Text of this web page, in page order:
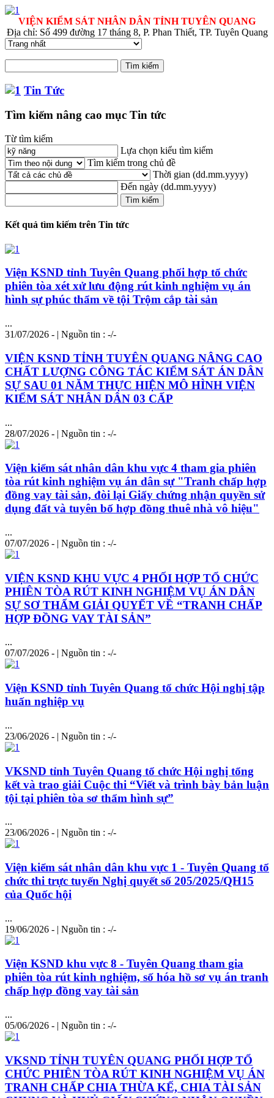
VIỆN KIỂM SÁT NHÂN DÂN TỈNH TUYÊN QUANG
Địa chỉ: Số 499 đường 17 tháng 8, P. Phan Thiết, TP. Tuyên Quang
Tin Tức
Tìm kiếm nâng cao mục Tin tức
Từ tìm kiếm
Lựa chọn kiểu tìm kiếm
Tìm kiếm trong chủ đề
Thời gian (dd.mm.yyyy)
Đến ngày (dd.mm.yyyy)
Kết quả tìm kiếm trên Tin tức
Viện KSND tỉnh Tuyên Quang phối hợp tổ chức
phiên tòa xét xử lưu động rút kinh nghiệm vụ án
hình sự phúc thẩm về tội Trộm cắp tài sản
...
31/07/2026 - | Nguồn tin : -/-
VIỆN KSND TỈNH TUYÊN QUANG NÂNG CAO
CHẤT LƯỢNG CÔNG TÁC KIỂM SÁT ÁN DÂN
SỰ SAU 01 NĂM THỰC HIỆN MÔ HÌNH VIỆN
KIỂM SÁT NHÂN DÂN 03 CẤP
...
28/07/2026 - | Nguồn tin : -/-
Viện kiểm sát nhân dân khu vực 4 tham gia phiên
tòa rút kinh nghiệm vụ án dân sự "Tranh chấp hợp
đồng vay tài sản, đòi lại Giấy chứng nhận quyền sử
dụng đất và tuyên bố hợp đồng thuê nhà vô hiệu"
...
07/07/2026 - | Nguồn tin : -/-
VIỆN KSND KHU VỰC 4 PHỐI HỢP TỔ CHỨC
PHIÊN TÒA RÚT KINH NGHIỆM VỤ ÁN DÂN
SỰ SƠ THẨM GIẢI QUYẾT VỀ “TRANH CHẤP
HỢP ĐỒNG VAY TÀI SẢN”
...
07/07/2026 - | Nguồn tin : -/-
Viện KSND tỉnh Tuyên Quang tổ chức Hội nghị tập
huấn nghiệp vụ
...
23/06/2026 - | Nguồn tin : -/-
VKSND tỉnh Tuyên Quang tổ chức Hội nghị tổng
kết và trao giải Cuộc thi “Viết và trình bày bản luận
tội tại phiên tòa sơ thẩm hình sự”
...
23/06/2026 - | Nguồn tin : -/-
Viện kiểm sát nhân dân khu vực 1 - Tuyên Quang tổ
chức thi trực tuyến Nghị quyết số 205/2025/QH15
của Quốc hội
...
19/06/2026 - | Nguồn tin : -/-
Viện KSND khu vực 8 - Tuyên Quang tham gia
phiên tòa rút kinh nghiệm, số hóa hồ sơ vụ án tranh
chấp hợp đồng vay tài sản
...
05/06/2026 - | Nguồn tin : -/-
VKSND TỈNH TUYÊN QUANG PHỐI HỢP TỔ
CHỨC PHIÊN TÒA RÚT KINH NGHIỆM VỤ ÁN
TRANH CHẤP CHIA THỪA KẾ, CHIA TÀI SẢN